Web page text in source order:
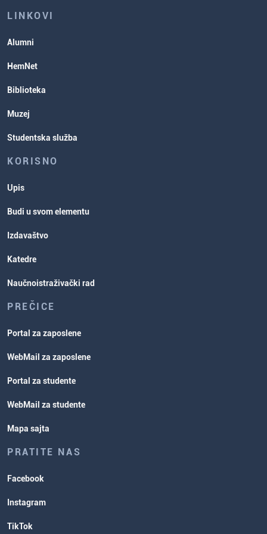
Studentske organizacije
LINKOVI
Alumni
HemNet
Biblioteka
Muzej
Studentska služba
KORISNO
Upis
Budi u svom elementu
Izdavaštvo
Katedre
Naučnoistraživački rad
PREČICE
Portal za zaposlene
WebMail za zaposlene
Portal za studente
WebMail za studente
Mapa sajta
PRATITE NAS
Facebook
Instagram
TikTok